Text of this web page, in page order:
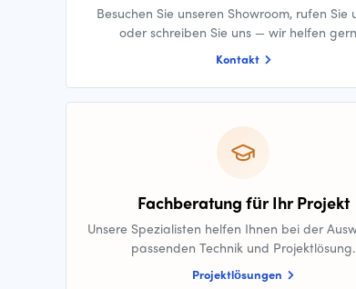
Besuchen Sie unseren Showroom, rufen Sie
oder schreiben Sie uns — wir helfen
Kontakt
Fachberatung für Ihr Projekt
Unsere Spezialisten helfen Ihnen bei der
passenden Technik und Projektlösung.
Projektlösungen